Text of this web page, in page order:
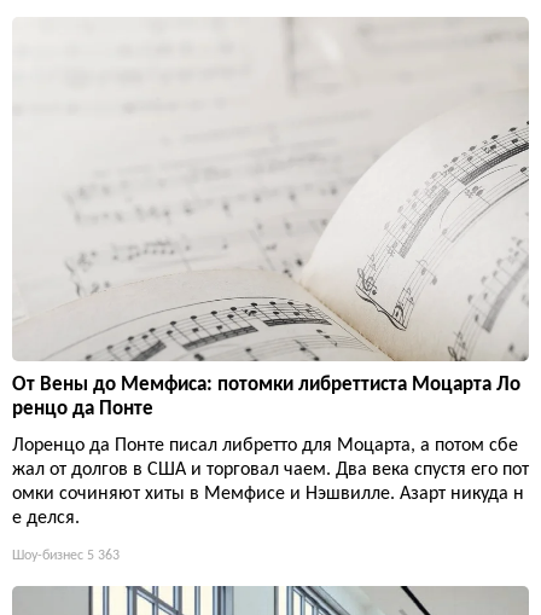
От Вены до Мемфиса: потомки либреттиста Моцарта Ло
ренцо да Понте
Лоренцо да Понте писал либретто для Моцарта, а потом сбе
жал от долгов в США и торговал чаем. Два века спустя его пот
омки сочиняют хиты в Мемфисе и Нэшвилле. Азарт никуда н
е делся.
Шоу-бизнес 5 363